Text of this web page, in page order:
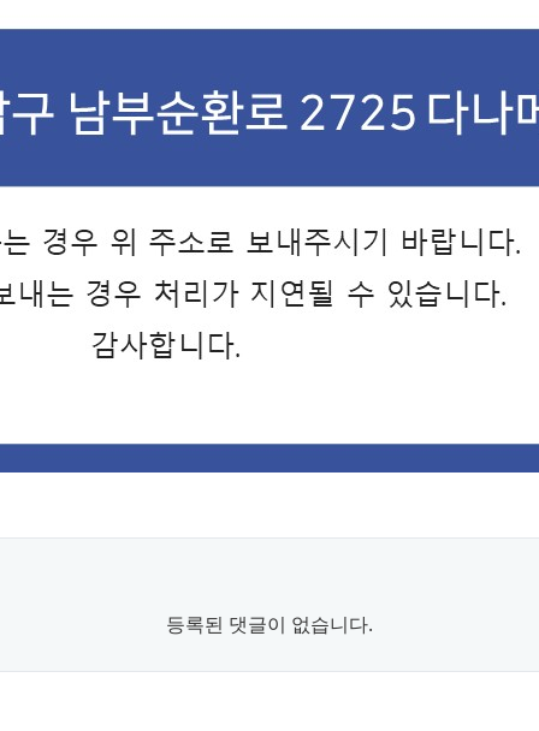
등록된 댓글이 없습니다.